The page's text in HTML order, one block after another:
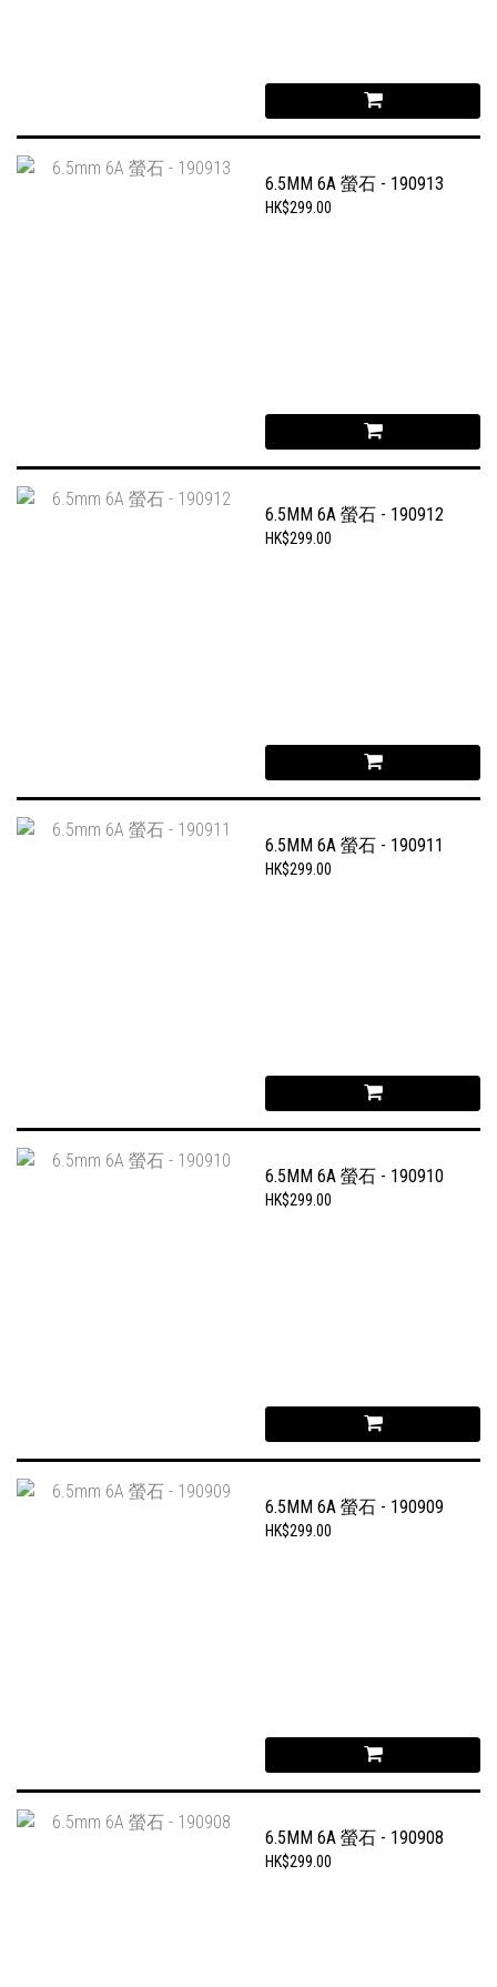
6.5MM 6A 螢石 - 190913
HK$299.00
6.5MM 6A 螢石 - 190912
HK$299.00
6.5MM 6A 螢石 - 190911
HK$299.00
6.5MM 6A 螢石 - 190910
HK$299.00
6.5MM 6A 螢石 - 190909
HK$299.00
6.5MM 6A 螢石 - 190908
HK$299.00